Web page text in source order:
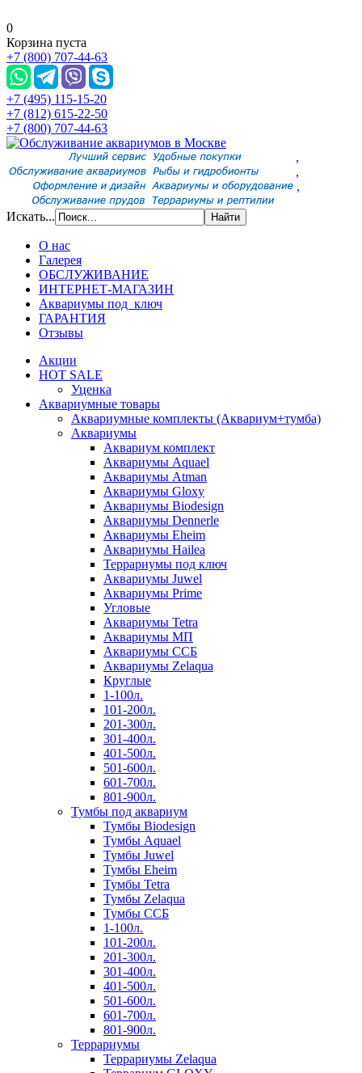
0
Корзина пуста
+7 (800) 707-44-63
+7 (495) 115-15-20
+7 (812) 615-22-50
+7 (800) 707-44-63
,
,
,
Искать...
О нас
Галерея
ОБСЛУЖИВАНИЕ
ИНТЕРНЕТ-МАГАЗИН
Аквариумы под ключ
ГАРАНТИЯ
Отзывы
Акции
HOT SALE
Уценка
Аквариумные товары
Аквариумные комплекты (Аквариум+тумба)
Аквариумы
Аквариум комплект
Аквариумы Aquael
Аквариумы Atman
Аквариумы Gloxy
Аквариумы Biodesign
Аквариумы Dennerle
Аквариумы Eheim
Аквариумы Hailea
Террариумы под ключ
Аквариумы Juwel
Аквариумы Prime
Угловые
Аквариумы Tetra
Аквариумы МП
Аквариумы ССБ
Аквариумы Zelaqua
Круглые
1-100л.
101-200л.
201-300л.
301-400л.
401-500л.
501-600л.
601-700л.
801-900л.
Тумбы под аквариум
Тумбы Biodesign
Тумбы Aquael
Тумбы Juwel
Тумбы Eheim
Тумбы Tetra
Тумбы Zelaqua
Тумбы ССБ
1-100л.
101-200л.
201-300л.
301-400л.
401-500л.
501-600л.
601-700л.
801-900л.
Террариумы
Террариумы Zelaqua